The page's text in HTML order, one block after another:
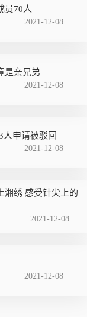
员70人
2021-12-08
是亲兄弟
2021-12-08
申请被驳回
2021-12-08
湘绣 感受针尖上的
2021-12-08
2021-12-08